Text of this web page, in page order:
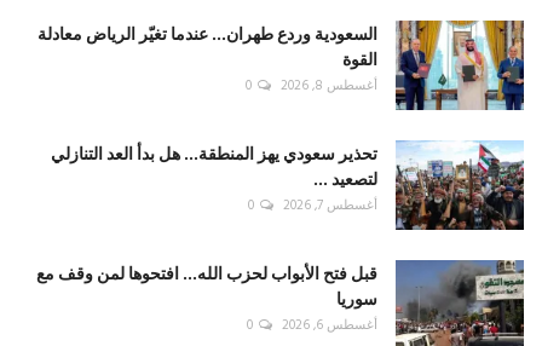
السعودية وردع طهران... عندما تغيّر الرياض معادلة
القوة
أغسطس 8, 2026 0
تحذير سعودي يهز المنطقة... هل بدأ العد التنازلي
لتصعيد ...
أغسطس 7, 2026 0
قبل فتح الأبواب لحزب الله... افتحوها لمن وقف مع
سوريا
أغسطس 6, 2026 0